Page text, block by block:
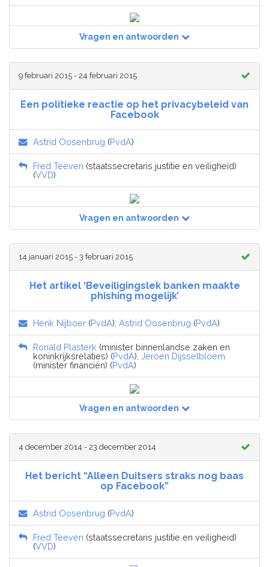
Vragen en antwoorden
9 februari 2015 - 24 februari 2015
Een politieke reactie op het privacybeleid van
Facebook
Astrid Oosenbrug (PvdA)
Fred Teeven (staatssecretaris justitie en veiligheid)
(VVD)
Vragen en antwoorden
14 januari 2015 - 3 februari 2015
Het artikel ‘Beveiligingslek banken maakte
phishing mogelijk’
Henk Nijboer (PvdA), Astrid Oosenbrug (PvdA)
Ronald Plasterk (minister binnenlandse zaken en
koninkrijksrelaties) (PvdA), Jeroen Dijsselbloem
(minister financiën) (PvdA)
Vragen en antwoorden
4 december 2014 - 23 december 2014
Het bericht “Alleen Duitsers straks nog baas
op Facebook”
Astrid Oosenbrug (PvdA)
Fred Teeven (staatssecretaris justitie en veiligheid)
(VVD)